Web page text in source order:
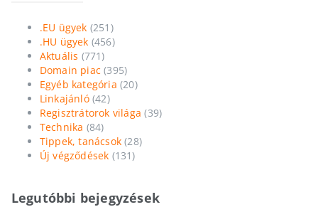
.EU ügyek (251)
.HU ügyek (456)
Aktuális (771)
Domain piac (395)
Egyéb kategória (20)
Linkajánló(42)
Regisztrátorok világa (39)
Technika (84)
Tippek, tanácsok (28)
Új végződések (131)
Legutóbbi bejegyzések